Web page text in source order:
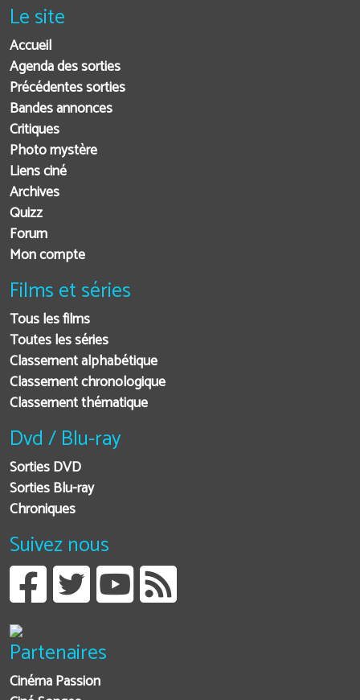
Le site
Accueil
Agenda des sorties
Précédentes sorties
Bandes annonces
Critiques
Photo mystère
Liens ciné
Archives
Quizz
Forum
Mon compte
Films et séries
Tous les films
Toutes les séries
Classement alphabétique
Classement chronologique
Classement thématique
Dvd / Blu-ray
Sorties DVD
Sorties Blu-ray
Chroniques
Suivez nous
Partenaires
Cinéma Passion